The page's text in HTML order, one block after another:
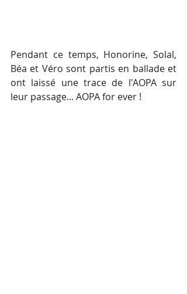
Pendant ce temps, Honorine, Solal,
Béa et Véro sont partis en ballade et
ont laissé une trace de l'AOPA sur
leur passage... AOPA for ever !